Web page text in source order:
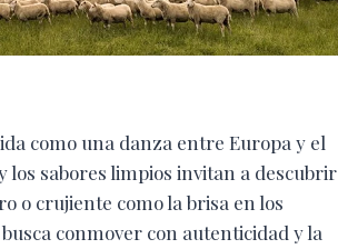
como una danza entre Europa y el
los sabores limpios invitan a descubrir
o crujiente como la brisa en los
conmover con autenticidad y la